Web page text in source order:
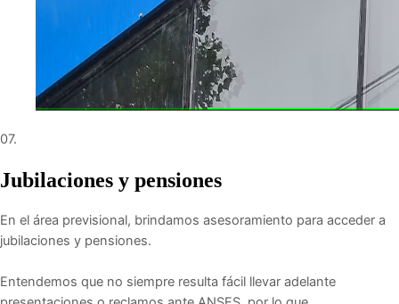
07.
Jubilaciones y pensiones
En el área previsional, brindamos asesoramiento para acceder a
jubilaciones y pensiones.
Entendemos que no siempre resulta fácil llevar adelante